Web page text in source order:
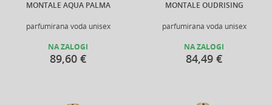
MONTALE AQUA PALMA
parfumirana voda unisex
NA ZALOGI
89,60 €
MONTALE OUDRISING
parfumirana voda unisex
NA ZALOGI
84,49 €